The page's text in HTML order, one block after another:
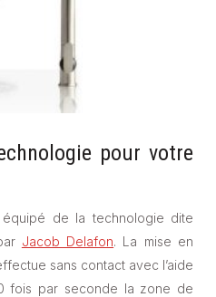
pour votre
de la technologie dite
Jacob Delafon. La mise en
sans contact avec l’aide
fois par seconde la zone de